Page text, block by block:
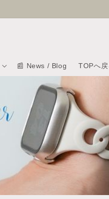
📰 News / Blog TOPへ戻